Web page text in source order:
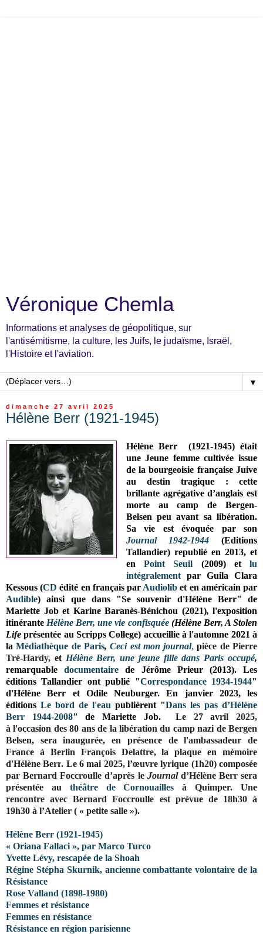
Véronique Chemla
Informations et analyses de géopolitique, sur
l'antisémitisme, la culture, les Juifs, le judaïsme, Israël,
l'Histoire et l'aviation.
▼
dimanche 27 avril 2025
Hélène Berr (1921-1945)
Hélène Berr (1921-1945) était
une Jeune femme cultivée issue
de la bourgeoisie française Juive
au destin tragique : cette
brillante agrégative d’anglais est
morte au camp de Bergen-
Belsen peu avant sa libération.
Sa vie est évoquée par son
Journal 1942-1944 (Editions
Tallandier) republié en 2013, et
enPoint Seuil (2009) et lu
intégralementpar Guila Clara
Kessous (CD édité en français par Audiolib et en américain par
Audible) ainsi que dans "Se souvenir d'Hélène Berr" de
Mariette Job et Karine Baranès-Bénichou (2021), l'exposition
itinérante Hélène Berr, une vie confisquée(Hélène Berr, A Stolen
Lifeprésentée au Scripps College) accueillie à l'automne 2021 à
laMédiathèque de Paris,Ceci est mon journal,pièce de Pierre
Tré-Hardy, et Hélène Berr, une jeune fille dans Paris occupé,
remarquabledocumentaire de Jérôme Prieur (2013).Les
éditions Tallandier ont publié "Correspondance 1934-1944"
d'Hélène Berr et Odile Neuburger.En janvier 2023, les
éditions Le bord de l'eau publièrent "Dans les pas d’Hélène
Berr 1944-2008" de Mariette Job.
Le 27 avril 2025,
à l'occasion des 80 ans de la libération du camp nazi de Bergen
Belsen, sera inaugurée,en présence de l'ambassadeur de
France à Berlin François Delattre,la plaqueen mémoire
d'Hélène Berr. Le 6 mai 2025, l’œuvre lyrique (1h20)composée
par Bernard Foccroulled’après le Journal d’Hélène Berr sera
présentée au théâtre de Cornouailles à Quimper.Une
rencontre avec Bernard Foccroulle est prévue de 18h30 à
19h30 à l’Atelier ( « petite salle »).
Hélène Berr (1921-1945)
« Oriana Fallaci », par Marco Turco
Yvette Lévy, rescapée de la Shoah
Régine Stépha Skurnik, ancienne combattante volontaire de la
Résistance
Rose Valland (1898-1980)
Femmes et résistance
Femmes en résistance
Résistance en région parisienne